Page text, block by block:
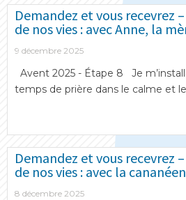
Demandez et vous recevrez
de nos vies : avec Anne, la
9 décembre 2025
Avent 2025 - Étape 8 Je
temps de prière dans le calme et le
Demandez et vous recevrez
de nos vies : avec la
8 décembre 2025